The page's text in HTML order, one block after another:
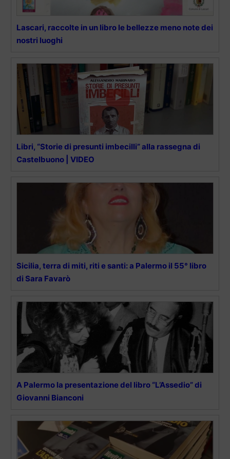
Lascari, raccolte in un libro le bellezze meno note dei
nostri luoghi
Libri, “Storie di presunti imbecilli” alla rassegna di
Castelbuono | VIDEO
Sicilia, terra di miti, riti e santi: a Palermo il 55° libro
di Sara Favarò
A Palermo la presentazione del libro “L’Assedio” di
Giovanni Bianconi